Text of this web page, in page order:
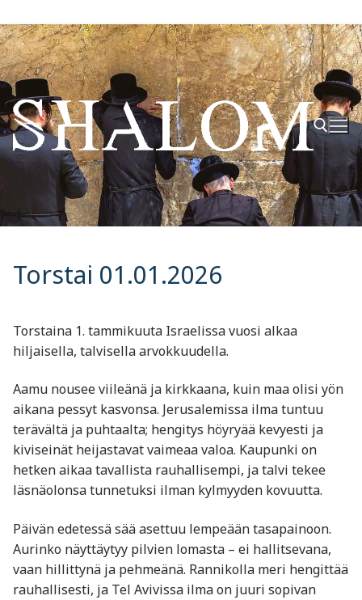
Hyppää
sisältöön
Hae:
Torstai 01.01.2026
Torstaina 1. tammikuuta Israelissa vuosi alkaa
hiljaisella, talvisella arvokkuudella.
Aamu nousee viileänä ja kirkkaana, kuin maa olisi yön
aikana pessyt kasvonsa. Jerusalemissa ilma tuntuu
terävältä ja puhtaalta; hengitys höyryää kevyesti ja
kiviseinät heijastavat vaimeaa valoa. Kaupunki on
hetken aikaa tavallista rauhallisempi, ja talvi tekee
läsnäolonsa tunnetuksi ilman kylmyyden kovuutta.
Päivän edetessä sää asettuu lempeään tasapainoon.
Aurinko näyttäytyy pilvien lomasta – ei hallitsevana,
vaan hillittynä ja pehmeänä. Rannikolla meri hengittää
rauhallisesti, ja Tel Avivissa ilma on juuri sopivan